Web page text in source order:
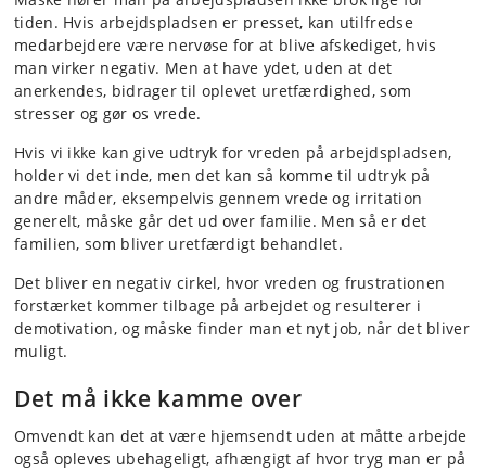
tiden. Hvis arbejdspladsen er presset, kan utilfredse
medarbejdere være nervøse for at blive afskediget, hvis
man virker negativ. Men at have ydet, uden at det
anerkendes, bidrager til oplevet uretfærdighed, som
stresser og gør os vrede.
Hvis vi ikke kan give udtryk for vreden på arbejdspladsen,
holder vi det inde, men det kan så komme til udtryk på
andre måder, eksempelvis gennem vrede og irritation
generelt, måske går det ud over familie. Men så er det
familien, som bliver uretfærdigt behandlet.
Det bliver en negativ cirkel, hvor vreden og frustrationen
forstærket kommer tilbage på arbejdet og resulterer i
demotivation, og måske finder man et nyt job, når det bliver
muligt.
Det må ikke kamme over
Omvendt kan det at være hjemsendt uden at måtte arbejde
også opleves ubehageligt, afhængigt af hvor tryg man er på